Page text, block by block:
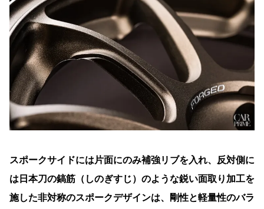
スポークサイドには片面にのみ補強リブを入れ、反対側に
は日本刀の鎬筋（しのぎすじ）のような鋭い面取り加工を
施した非対称のスポークデザインは、剛性と軽量性のバラ